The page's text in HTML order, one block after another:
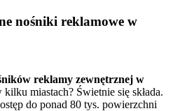
nośniki reklamowe w
reklamy zewnętrznej w
miastach? Świetnie się składa.
do ponad 80 tys. powierzchni